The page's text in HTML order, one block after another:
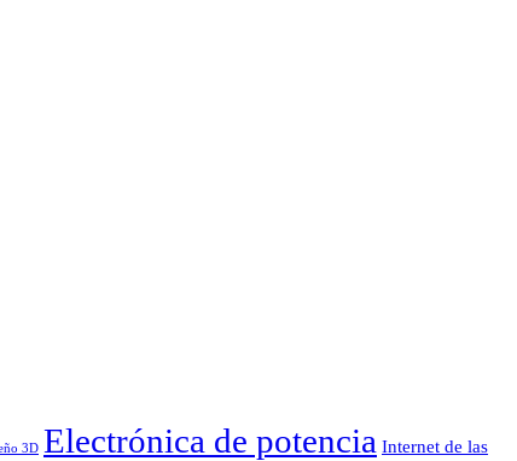
3D Electrónica de potencia Internet de las